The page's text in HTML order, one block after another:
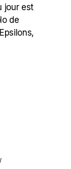
jour est
de